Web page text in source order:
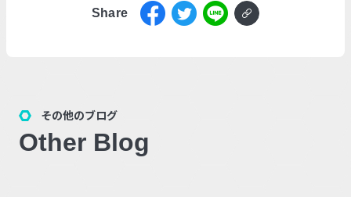
Share
その他のブログ
Other Blog